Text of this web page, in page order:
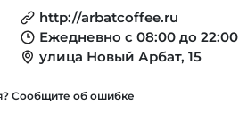
http://arbatcoffee.ru
Ежедневно с 08:00 до 22:00
улица Новый Арбат, 15
Сообщите об ошибке